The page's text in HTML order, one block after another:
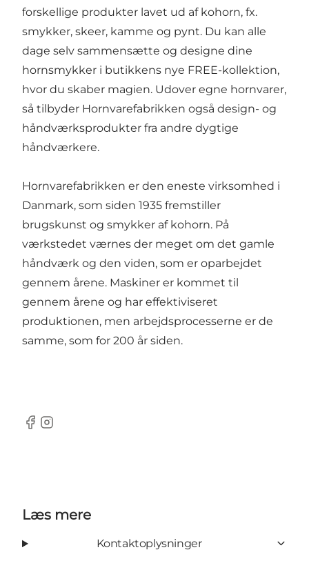
forskellige produkter lavet ud af kohorn, fx.
smykker, skeer, kamme og pynt. Du kan alle
dage selv sammensætte og designe dine
hornsmykker i butikkens nye FREE-kollektion,
hvor du skaber magien. Udover egne hornvarer,
så tilbyder Hornvarefabrikken også design- og
håndværksprodukter fra andre dygtige
håndværkere.
Hornvarefabrikken er den eneste virksomhed i
Danmark, som siden 1935 fremstiller
brugskunst og smykker af kohorn. På
værkstedet værnes der meget om det gamle
håndværk og den viden, som er oparbejdet
gennem årene. Maskiner er kommet til
gennem årene og har effektiviseret
produktionen, men arbejdsprocesserne er de
samme, som for 200 år siden.
Facebook
Instagram
Læs mere
Kontaktoplysninger